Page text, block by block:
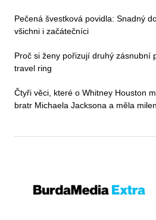
Pečená švestková povidla: Snadný
všichni i začátečníci
Proč si ženy pořizují druhý zásnubní
travel ring
Čtyři věci, které o Whitney Houston
bratr Michaela Jacksona a měla